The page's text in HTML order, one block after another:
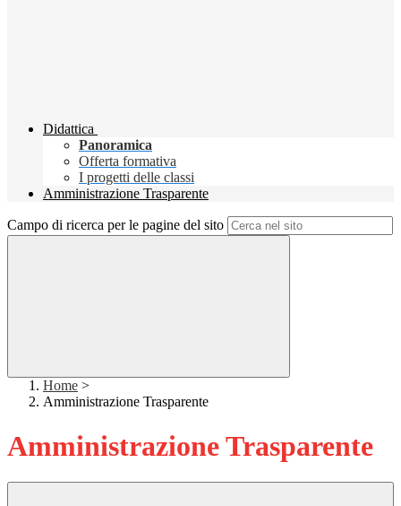
Didattica
Panoramica
Offerta formativa
I progetti delle classi
Amministrazione Trasparente
Campo di ricerca per le pagine del sito
Home >
Amministrazione Trasparente
Amministrazione Trasparente